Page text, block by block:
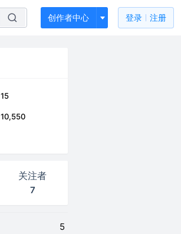
创作者中心 登录 注册
15
10,550
关注者
7
5